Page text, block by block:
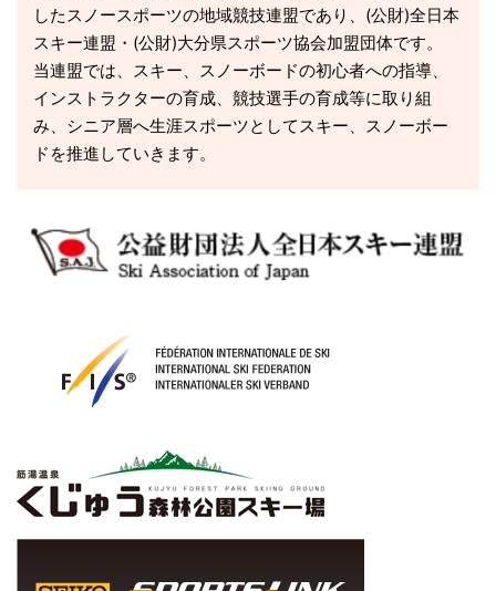
したスノースポーツの地域競技連盟であり、(公財)全日本
スキー連盟・(公財)大分県スポーツ協会加盟団体です。
当連盟では、スキー、スノーボードの初心者への指導、
インストラクターの育成、競技選手の育成等に取り組
み、シニア層へ生涯スポーツとしてスキー、スノーボー
ドを推進していきます。